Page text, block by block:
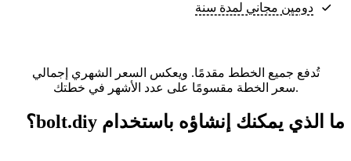
دومين مجاني لمدة سنة
تُدفع جميع الخطط مقدمًا. ويعكس السعر الشهري إجمالي
سعر الخطة مقسومًا على عدد الأشهر في خطتك.
ما الذي يمكنك إنشاؤه باستخدام bolt.diy؟